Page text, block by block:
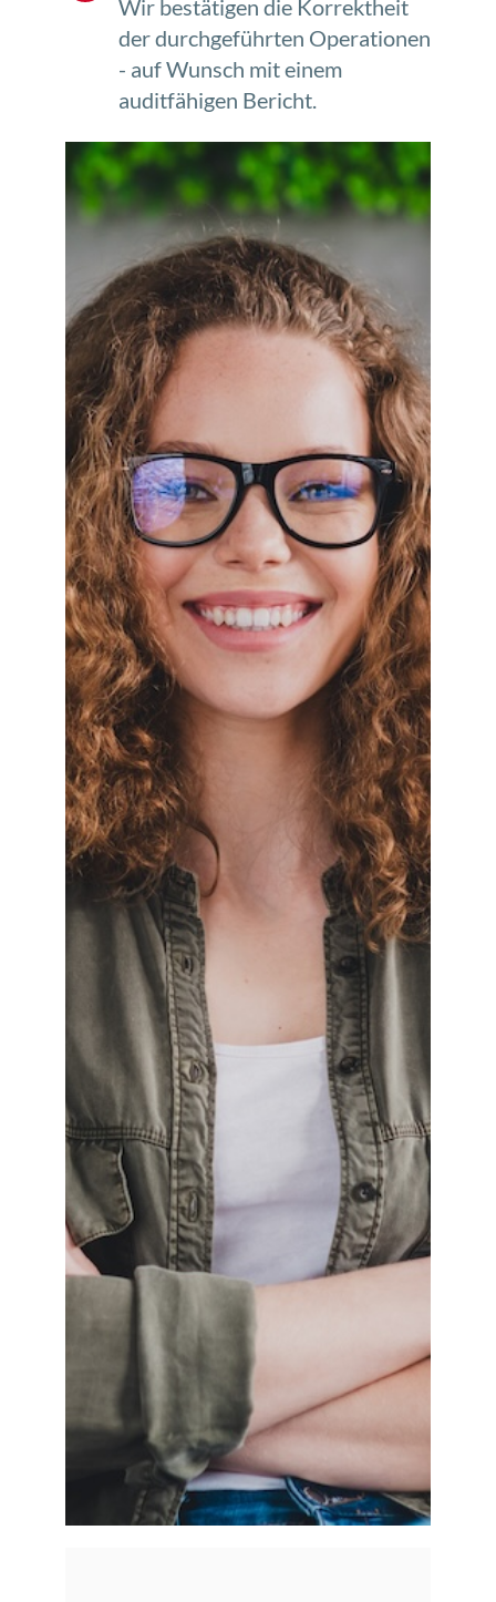
Wir bestätigen die Korrektheit
der durchgeführten Operationen
- auf Wunsch mit einem
auditfähigen Bericht.